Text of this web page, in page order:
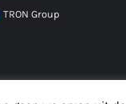
TRON Group